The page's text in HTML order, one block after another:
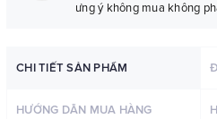
ưng ý không mua không
CHI TIẾT SẢN PHẨM
HƯỚNG DẪN MUA HÀNG